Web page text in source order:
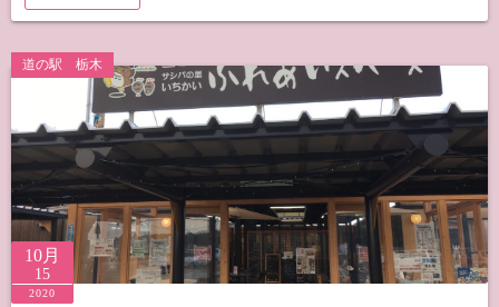
道の駅 栃木
10月
15
2020